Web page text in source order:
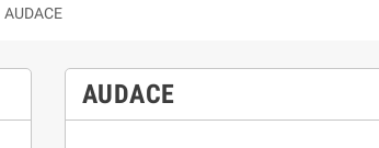
AUDACE
AUDACE